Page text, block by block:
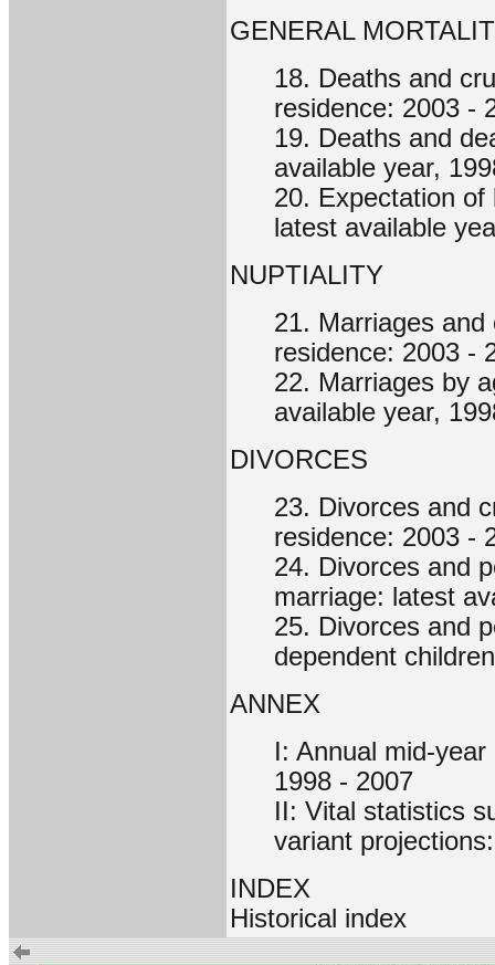
GENERAL
18. Deaths and
residence: 2003 -
19. Deaths and
available year,
20. Expectation
latest available
NUPTIALITY
21. Marriages
residence: 2003 -
22. Marriages by
available year,
DIVORCES
23. Divorces and
residence: 2003 -
24. Divorces and
marriage: latest
25. Divorces and
dependent
ANNEX
I: Annual mid-
1998 - 2007
II: Vital statistics
variant
INDEX
Historical index